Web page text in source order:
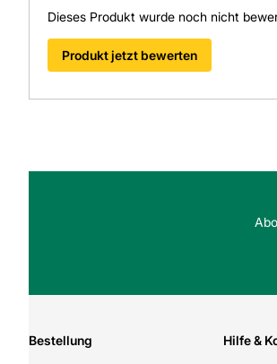
Dieses Produkt wurde noch nicht
Produkt jetzt bewerten
Bestellung Hilfe &